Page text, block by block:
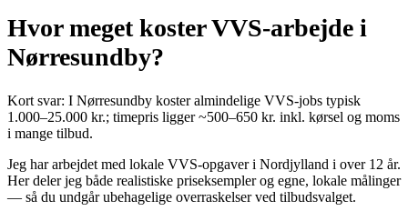
Hvor meget koster VVS‑arbejde i
Nørresundby?
Kort svar: I Nørresundby koster almindelige VVS‑jobs typisk
1.000–25.000 kr.; timepris ligger ~500–650 kr. inkl. kørsel og moms
i mange tilbud.
Jeg har arbejdet med lokale VVS‑opgaver i Nordjylland i over 12 år.
Her deler jeg både realistiske priseksempler og egne, lokale målinger
— så du undgår ubehagelige overraskelser ved tilbudsvalget.